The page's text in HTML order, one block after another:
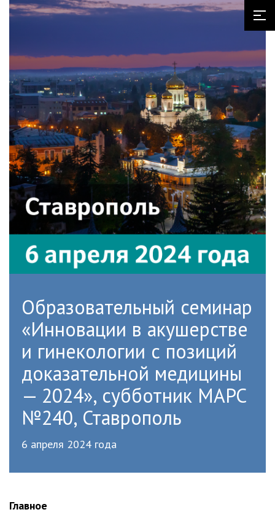
Образовательный семинар
«Инновации в акушерстве
и гинекологии с позиций
доказательной медицины
— 2024», субботник МАРС
№240, Ставрополь
6 апреля 2024 года
Главное